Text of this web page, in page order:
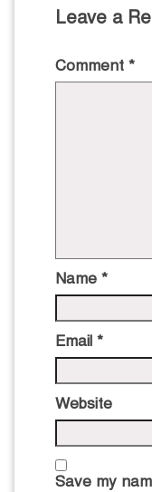
Leave a
Comment *
Name *
Email *
Website
Save my